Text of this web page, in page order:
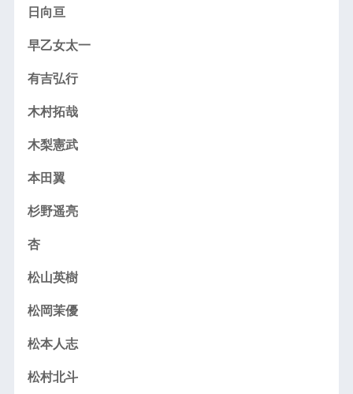
日向亘
早乙女太一
有吉弘行
木村拓哉
木梨憲武
本田翼
杉野遥亮
杏
松山英樹
松岡茉優
松本人志
松村北斗